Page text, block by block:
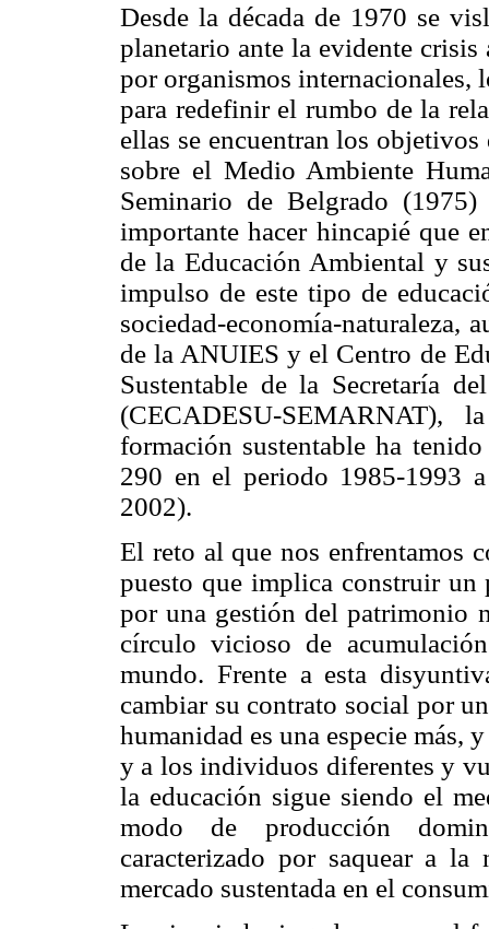
Desde la década de 1970 se
planetario ante la evidente
por organismos internacionales,
para redefinir el rumbo de la
ellas se encuentran los
sobre el Medio Ambiente
Seminario de Belgrado
importante hacer hincapié que
de la Educación Ambiental y
impulso de este tipo de
sociedad-economía-naturaleza,
de la ANUIES y el Centro de
Sustentable de la Secretaría
(CECADESU-SEMARNAT),
formación sustentable ha
290 en el periodo 1985-1993
2002).
El reto al que nos enfrentamos
puesto que implica construir
por una gestión del patrimonio
círculo vicioso de
mundo. Frente a esta
cambiar su contrato social por
humanidad es una especie más,
y a los individuos diferentes y
la educación sigue siendo el
modo de producción
caracterizado por saquear a la
mercado sustentada en el